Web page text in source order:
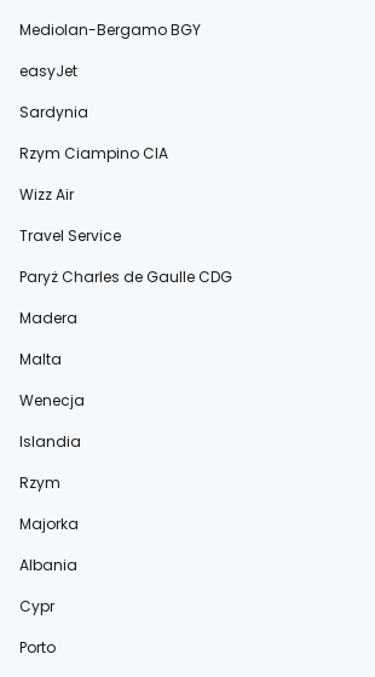
Mediolan-Bergamo BGY
easyJet
Sardynia
Rzym Ciampino CIA
Wizz Air
Travel Service
Paryż Charles de Gaulle CDG
Madera
Malta
Wenecja
Islandia
Rzym
Majorka
Albania
Cypr
Porto